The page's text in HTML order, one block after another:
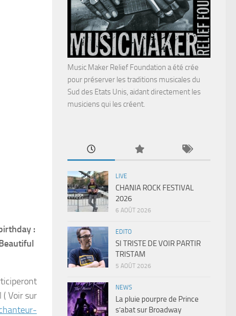
:
( Voir sur
Music Maker Relief Foundation a été crée
pour préserver les traditions musicales du
Sud des Etats Unis, aidant directement les
musiciens qui les créent.
LIVE
CHANIA ROCK FESTIVAL
2026
6 AOÛT 2026
EDITO
SI TRISTE DE VOIR PARTIR
TRISTAM
5 AOÛT 2026
NEWS
La pluie pourpre de Prince
s’abat sur Broadway